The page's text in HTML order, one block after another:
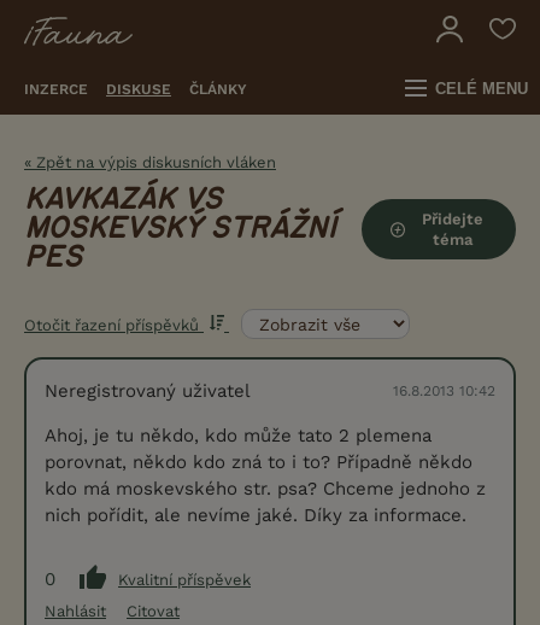
INZERCE DISKUSE ČLÁNKY CELÉ MENU
« Zpět na výpis diskusních vláken
KAVKAZÁK VS
MOSKEVSKÝ STRÁŽNÍ
PES
Přidejte
téma
Otočit řazení příspěvků
Neregistrovaný uživatel 16.8.2013 10:42
Ahoj, je tu někdo, kdo může tato 2 plemena
porovnat, někdo kdo zná to i to? Případně někdo
kdo má moskevského str. psa? Chceme jednoho z
nich pořídit, ale nevíme jaké. Díky za informace.
0
Kvalitní příspěvek
Nahlásit
Citovat